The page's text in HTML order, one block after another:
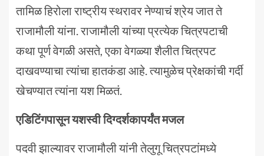
तामिळ हिरोला राष्ट्रीय स्थरावर नेण्याचं श्रेय जात ते
राजामौली यांना. राजामौली यांच्या प्रत्येक चित्रपटाची
कथा पूर्ण वेगळी असते, एका वेगळ्या शैलीत चित्रपट
दाखवण्याचा त्यांचा हातकंडा आहे. त्यामुळेच प्रेक्षकांची गर्दी
खेचण्यात त्यांना यश मिळतं.
एडिटिंगपासून यशस्वी दिग्दर्शकापर्यंत मजल
पदवी झाल्यावर राजामौली यांनी तेलुगू चित्रपटांमध्ये